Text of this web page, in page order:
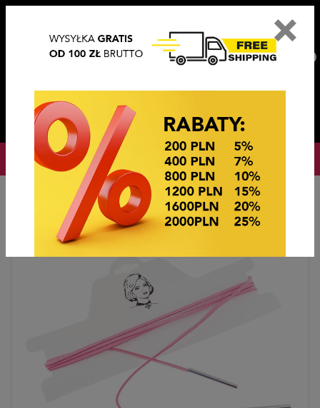
OKAZJE CENOWE! OKAZJE CENOWE!
Strona główna Biżuteria sztuczna CHOKERS
×